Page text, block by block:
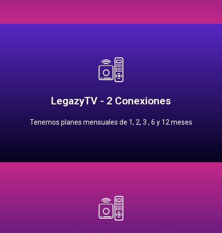
LegazyTV - 2 Conexiones
Tenemos planes mensuales de 1, 2, 3 , 6 y 12 meses
1 mes: $200.00 pesos
2 meses: $385.00 pesos
6 meses: $1,100.00 pesos
12 meses: $2,000.00 pesos
6 meses: $1,375.00 pesos
12 meses: $2500.00 pesos